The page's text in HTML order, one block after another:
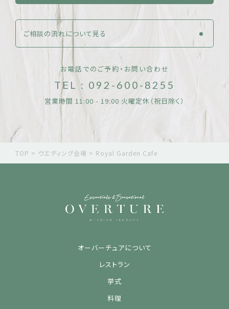
ご相談の流れについて見る
お電話でのご予約・お問い合わせ
TEL : 092-600-8255
営業時間 11:00 - 19:00 火曜定休（祝日除く）
TOP > ウエディング会場 > Royal Garden Cafe
オーバーチュアについて
レストラン
挙式
料理